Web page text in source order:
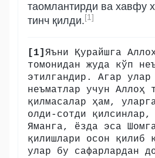
таомлантирди ва хавфу
тинч қилди. [1]
[1] Яъни Қурайшга
томонидан жуда кўп
этилгандир. Агар улар
неъматлар учун Аллоҳ
қилмасалар ҳам,
олди-сотди
Яманга, ёзда эса
қилишлари осон қилиб
улар бу сафарлардан